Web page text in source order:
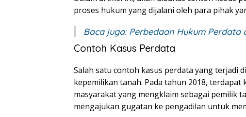
proses hukum yang dijalani oleh para pihak
Baca juga: Perbedaan Hukum Perdata
Contoh Kasus Perdata
Salah satu contoh kasus perdata yang terjadi
kepemilikan tanah. Pada tahun 2018,
masyarakat yang mengklaim sebagai pemilik
mengajukan gugatan ke pengadilan untuk